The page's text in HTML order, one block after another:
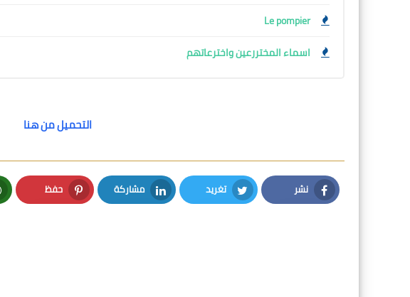
Le pompier
اسماء المختررعين واخترعاتهم
التحميل من هنا
نشر
Facebook
تغريد
Twitter
مشاركة
LinkedIn
حفظ
Pinterest